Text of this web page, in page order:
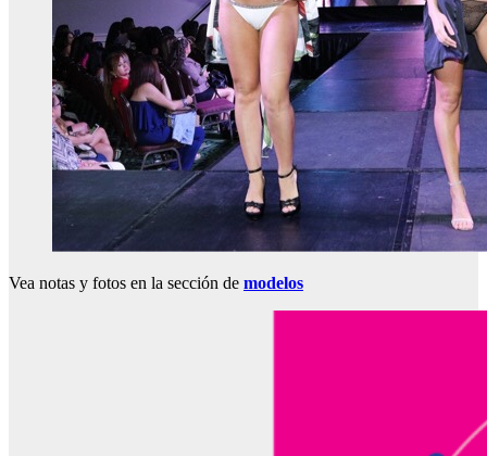
Vea notas y fotos en la sección de modelos